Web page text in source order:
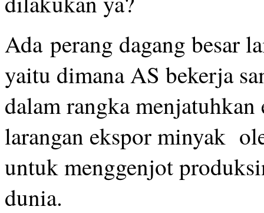
Ada perang dagang besar
yaitu dimana AS bekerja
dalam rangka
larangan ekspor minyak
untuk menggenjot
dunia.